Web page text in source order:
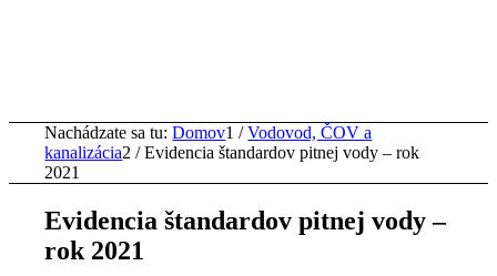
Nachádzate sa tu: Domov1 / Vodovod, ČOV a
kanalizácia2 / Evidencia štandardov pitnej vody – rok
2021
Evidencia štandardov pitnej vody –
rok 2021